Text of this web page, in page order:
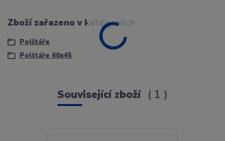
Zboží zařazeno v kategoriích
Polštáře
Polštáře 60x45
Související zboží 1